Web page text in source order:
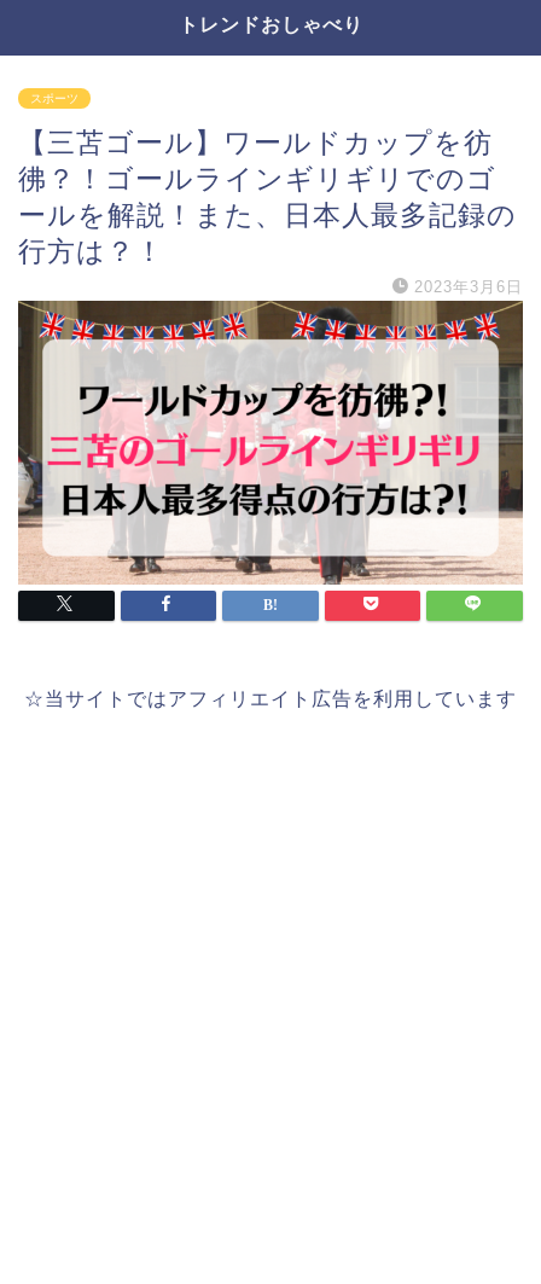
トレンドおしゃべり
スポーツ
【三苫ゴール】ワールドカップを彷
彿？！ゴールラインギリギリでのゴ
ールを解説！また、日本人最多記録の
行方は？！
2023年3月6日
☆当サイトではアフィリエイト広告を利用しています